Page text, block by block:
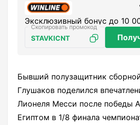
Эксклюзивный бонус до 10
STAVKICNT
Бывший полузащитник
Глушаков поделился
Лионеля Месси после победы
Египтом в 1/8 финала